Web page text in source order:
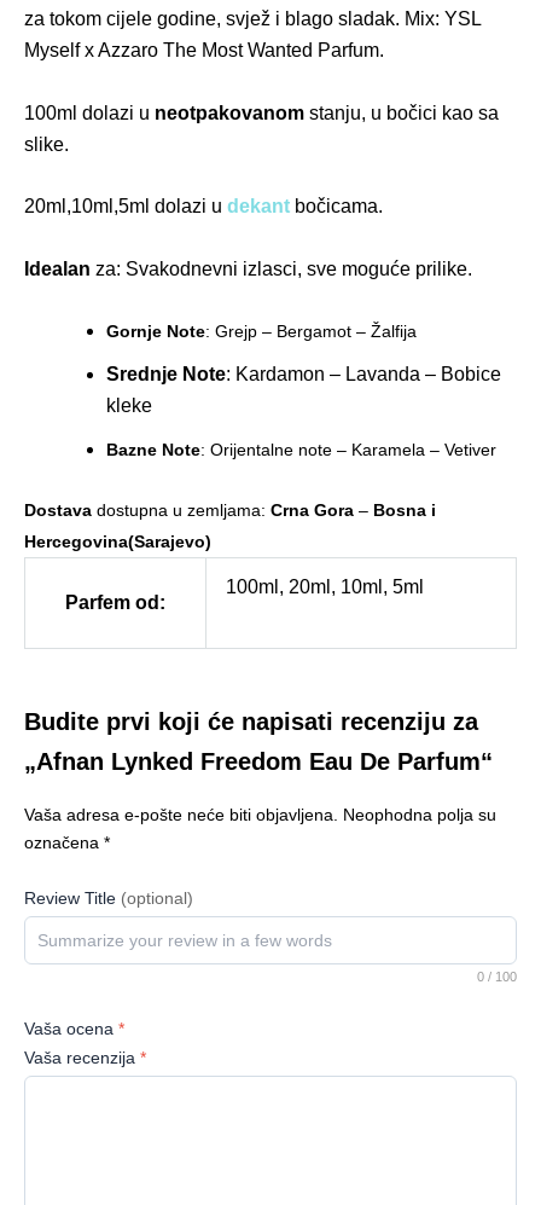
za tokom cijele godine, svjež i blago sladak. Mix: YSL
Myself x Azzaro The Most Wanted Parfum.
100ml dolazi u neotpakovanom stanju, u bočici kao sa
slike.
20ml,10ml,5ml dolazi u dekant bočicama.
Idealan za: Svakodnevni izlasci, sve moguće prilike.
Gornje Note: Grejp – Bergamot – Žalfija
Srednje Note: Kardamon – Lavanda – Bobice
kleke
Bazne Note: Orijentalne note – Karamela – Vetiver
Dostava dostupna u zemljama: Crna Gora – Bosna i
Hercegovina(Sarajevo)
Parfem od:
100ml, 20ml, 10ml, 5ml
Budite prvi koji će napisati recenziju za
„Afnan Lynked Freedom Eau De Parfum“
Vaša adresa e-pošte neće biti objavljena. Neophodna polja su
označena *
Review Title (optional)
0 / 100
Vaša ocena *
Vaša recenzija *